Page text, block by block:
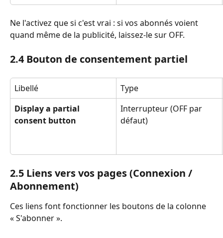
Ne l'activez que si c'est vrai : si vos abonnés voient
quand même de la publicité, laissez-le sur OFF.
2.4 Bouton de consentement partiel
Libellé
Type
Display a partial
consent button
Interrupteur (OFF par
défaut)
2.5 Liens vers vos pages (Connexion /
Abonnement)
Ces liens font fonctionner les boutons de la colonne
« S'abonner ».